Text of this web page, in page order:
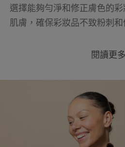
選擇能夠勻淨和修正膚色的
肌膚，確保彩妝品不致粉刺和
閱讀更多